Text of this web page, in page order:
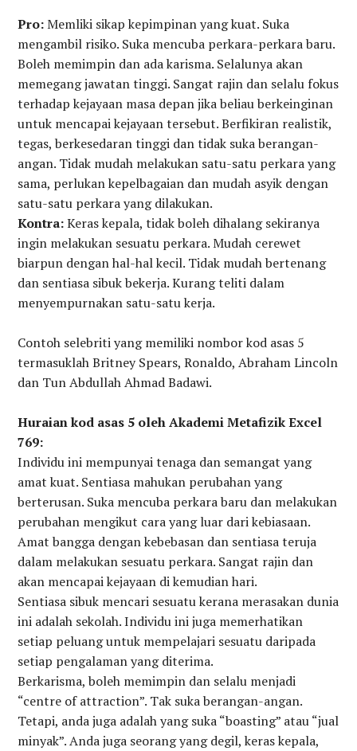
Pro:Memliki sikap kepimpinan yang kuat. Suka
mengambil risiko. Suka mencuba perkara-perkara baru.
Boleh memimpin dan ada karisma. Selalunya akan
memegang jawatan tinggi. Sangat rajin dan selalu fokus
terhadap kejayaan masa depan jika beliau berkeinginan
untuk mencapai kejayaan tersebut. Berfikiran realistik,
tegas, berkesedaran tinggi dan tidak suka berangan-
angan. Tidak mudah melakukan satu-satu perkara yang
sama, perlukan kepelbagaian dan mudah asyik dengan
satu-satu perkara yang dilakukan.
Kontra:Keras kepala, tidak boleh dihalang sekiranya
ingin melakukan sesuatu perkara. Mudah cerewet
biarpun dengan hal-hal kecil. Tidak mudah bertenang
dan sentiasa sibuk bekerja. Kurang teliti dalam
menyempurnakan satu-satu kerja.
Contoh selebriti yang memiliki nombor kod asas 5
termasuklah Britney Spears, Ronaldo, Abraham Lincoln
dan Tun Abdullah Ahmad Badawi.
Huraian kod asas 5 oleh Akademi Metafizik Excel
769:
Individu ini mempunyai tenaga dan semangat yang
amat kuat. Sentiasa mahukan perubahan yang
berterusan. Suka mencuba perkara baru dan melakukan
perubahan mengikut cara yang luar dari kebiasaan.
Amat bangga dengan kebebasan dan sentiasa teruja
dalam melakukan sesuatu perkara. Sangat rajin dan
akan mencapai kejayaan di kemudian hari.
Sentiasa sibuk mencari sesuatu kerana merasakan dunia
ini adalah sekolah. Individu ini juga memerhatikan
setiap peluang untuk mempelajari sesuatu daripada
setiap pengalaman yang diterima.
Berkarisma, boleh memimpin dan selalu menjadi
“centre of attraction”. Tak suka berangan-angan.
Tetapi, anda juga adalah yang suka “boasting” atau “jual
minyak”. Anda juga seorang yang degil, keras kepala,